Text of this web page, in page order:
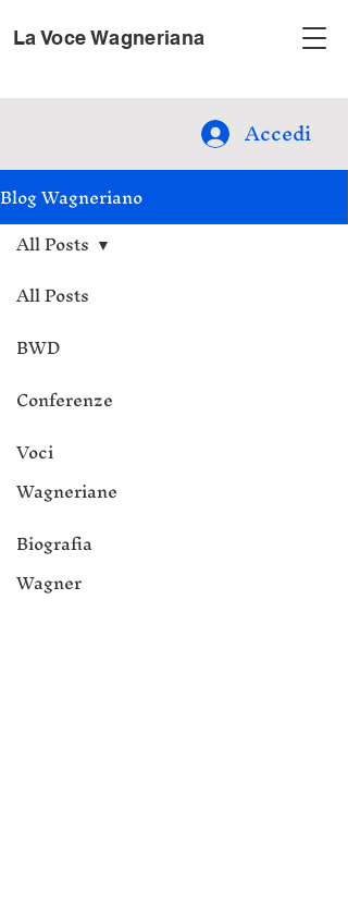
La Voce Wagneriana
Accedi
Blog Wagneriano
All Posts
BWD
Conferenze
Voci
Wagneriane
Biografia
Wagner
All Posts